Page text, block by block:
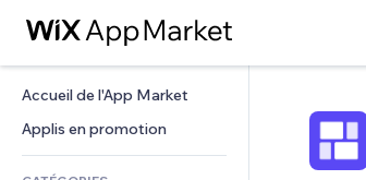
Accueil de l'App Market
Applis en promotion